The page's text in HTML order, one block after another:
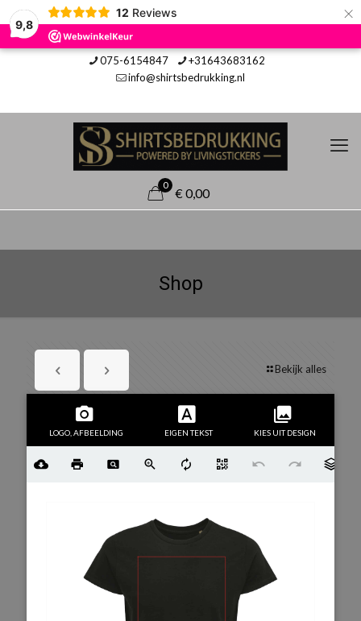
9,8
12 Reviews ×
075-6154847
+31643683162
info@shirtsbedrukking.nl
0
€ 0,00
Shop
Bekijk alles
LOGO, AFBEELDING EIGEN TEKST KIES UIT DESIGN